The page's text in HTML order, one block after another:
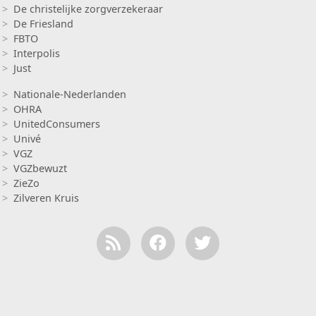
De christelijke zorgverzekeraar
De Friesland
FBTO
Interpolis
Just
Insurance 2
Nationale-Nederlanden
OHRA
UnitedConsumers
Univé
VGZ
VGZbewuzt
ZieZo
Zilveren Kruis